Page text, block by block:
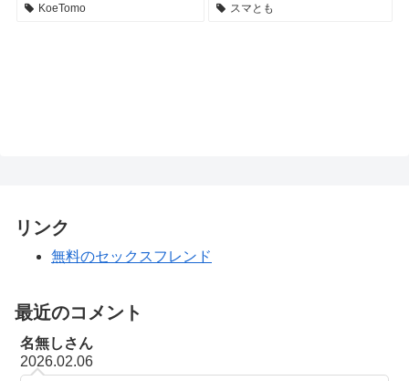
KoeTomo スマとも
リンク
無料のセックスフレンド
最近のコメント
名無しさん
2026.02.06